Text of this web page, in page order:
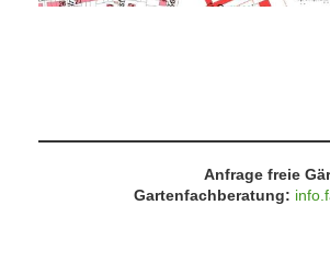
Anfrage freie
Gartenfachberatung: